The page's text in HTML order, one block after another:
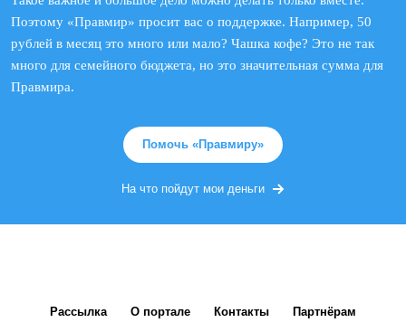
Поэтому «Правмир» просит вас о поддержке. Например, 50
рублей в месяц это много или мало? Чашка кофе? Это не так
много для семейного бюджета, но это значительная сумма для
Правмира.
Помочь «Правмиру»
На что пойдут мои деньги
Рассылка О портале Контакты Партнёрам